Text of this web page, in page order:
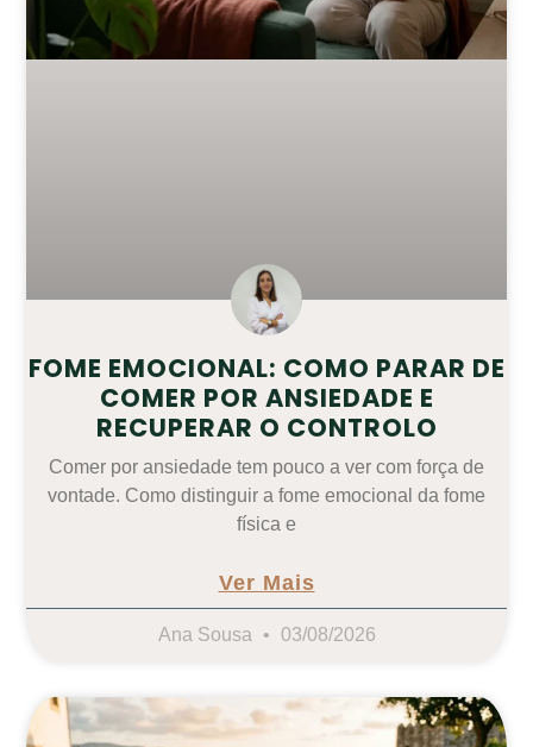
FOME EMOCIONAL: COMO PARAR DE
COMER POR ANSIEDADE E
RECUPERAR O CONTROLO
Comer por ansiedade tem pouco a ver com força de
vontade. Como distinguir a fome emocional da fome
física e
Ver Mais
Ana Sousa 03/08/2026